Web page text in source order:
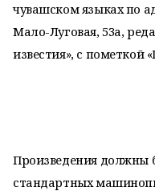
чувашском языках по
Мало-Луговая, 53а,
известия», с пометкой
Произведения должны
стандартных